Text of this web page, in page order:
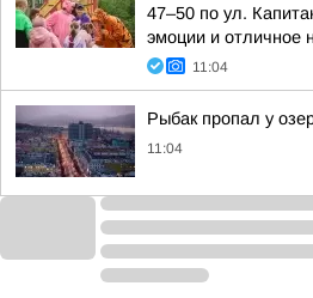
47–50 по ул.
эмоции и отличное
11:04
Рыбак пропал у
11:04